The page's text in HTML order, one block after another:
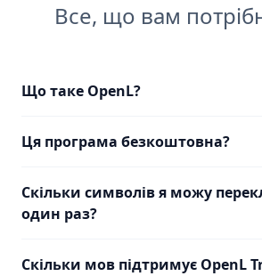
Все, що вам
Що таке OpenL?
Ця програма безкоштовна?
Скільки символів я можу
один раз?
Скільки мов підтримує OpenL